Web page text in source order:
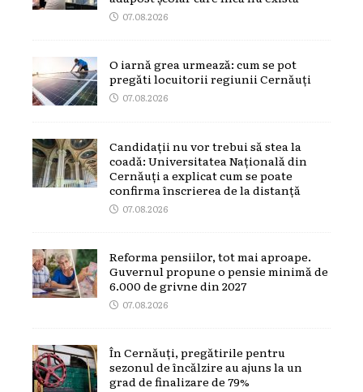
07.08.2026
O iarnă grea urmează: cum se pot
pregăti locuitorii regiunii Cernăuți
07.08.2026
Candidații nu vor trebui să stea la
coadă: Universitatea Națională din
Cernăuți a explicat cum se poate
confirma înscrierea de la distanță
07.08.2026
Reforma pensiilor, tot mai aproape.
Guvernul propune o pensie minimă de
6.000 de grivne din 2027
07.08.2026
În Cernăuți, pregătirile pentru
sezonul de încălzire au ajuns la un
grad de finalizare de 79%